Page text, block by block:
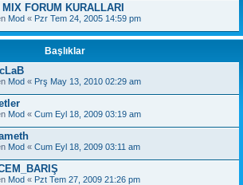
FORUM KURALLARI
Mod « Pzr Tem 24, 2005 14:59 pm
Başlıklar
Mod « Prş May 13, 2010 02:29 am
Mod « Cum Eyl 18, 2009 03:19 am
Mod « Cum Eyl 18, 2009 03:11 am
Mod « Pzt Tem 27, 2009 21:26 pm